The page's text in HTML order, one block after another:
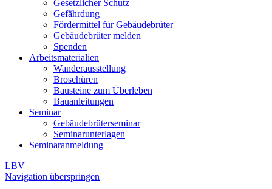
Gesetzlicher Schutz
Gefährdung
Fördermittel für Gebäudebrüter
Gebäudebrüter melden
Spenden
Arbeitsmaterialien
Wanderausstellung
Broschüren
Bausteine zum Überleben
Bauanleitungen
Seminar
Gebäudebrüterseminar
Seminarunterlagen
Seminaranmeldung
LBV
Navigation überspringen